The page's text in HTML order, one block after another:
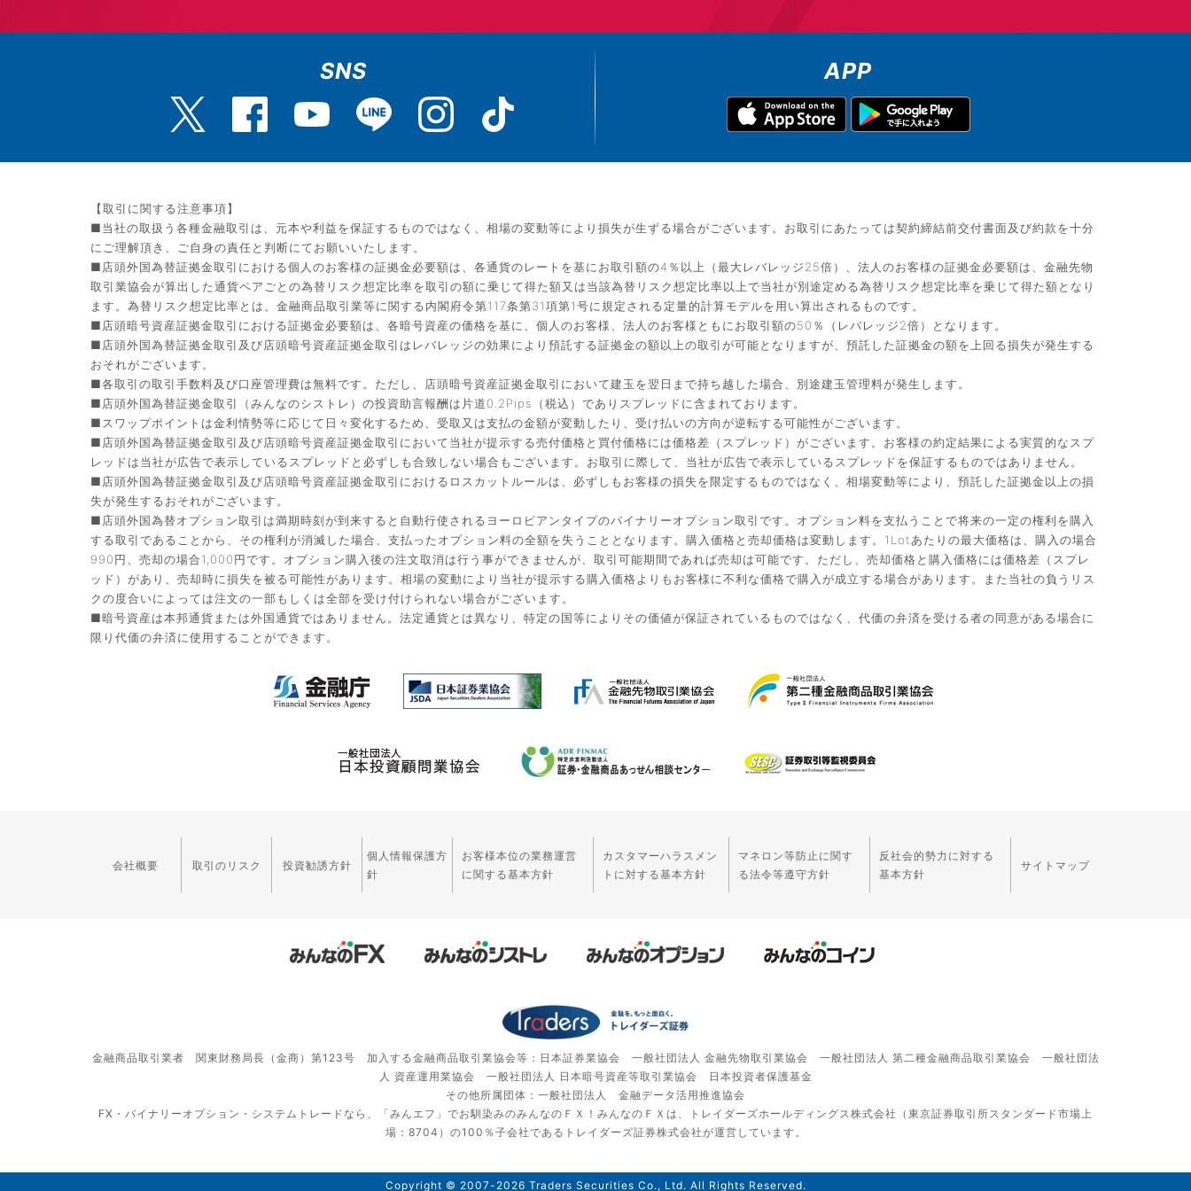
SNS APP
【取引に関する注意事項】
■当社の取扱う各種金融取引は、元本や利益を保証するものではなく、相場の変動等により損失が生ずる場合がございます。お取引にあたっては契約締結前交付書面及び約款を十分
にご理解頂き、ご自身の責任と判断にてお願いいたします。
■店頭外国為替証拠金取引における個人のお客様の証拠金必要額は、各通貨のレートを基にお取引額の4％以上（最大レバレッジ25倍）、法人のお客様の証拠金必要額は、金融先物
取引業協会が算出した通貨ペアごとの為替リスク想定比率を取引の額に乗じて得た額又は当該為替リスク想定比率以上で当社が別途定める為替リスク想定比率を乗じて得た額となり
ます。為替リスク想定比率とは、金融商品取引業等に関する内閣府令第117条第31項第1号に規定される定量的計算モデルを用い算出されるものです。
■店頭暗号資産証拠金取引における証拠金必要額は、各暗号資産の価格を基に、個人のお客様、法人のお客様ともにお取引額の50％（レバレッジ2倍）となります。
■店頭外国為替証拠金取引及び店頭暗号資産証拠金取引はレバレッジの効果により預託する証拠金の額以上の取引が可能となりますが、預託した証拠金の額を上回る損失が発生する
おそれがございます。
■各取引の取引手数料及び口座管理費は無料です。ただし、店頭暗号資産証拠金取引において建玉を翌日まで持ち越した場合、別途建玉管理料が発生します。
■店頭外国為替証拠金取引（みんなのシストレ）の投資助言報酬は片道0.2Pips（税込）でありスプレッドに含まれております。
■スワップポイントは金利情勢等に応じて日々変化するため、受取又は支払の金額が変動したり、受け払いの方向が逆転する可能性がございます。
■店頭外国為替証拠金取引及び店頭暗号資産証拠金取引において当社が提示する売付価格と買付価格には価格差（スプレッド）がございます。お客様の約定結果による実質的なスプ
レッドは当社が広告で表示しているスプレッドと必ずしも合致しない場合もございます。お取引に際して、当社が広告で表示しているスプレッドを保証するものではありません。
■店頭外国為替証拠金取引及び店頭暗号資産証拠金取引におけるロスカットルールは、必ずしもお客様の損失を限定するものではなく、相場変動等により、預託した証拠金以上の損
失が発生するおそれがございます。
■店頭外国為替オプション取引は満期時刻が到来すると自動行使されるヨーロピアンタイプのバイナリーオプション取引です。オプション料を支払うことで将来の一定の権利を購入
する取引であることから、その権利が消滅した場合、支払ったオプション料の全額を失うこととなります。購入価格と売却価格は変動します。1Lotあたりの最大価格は、購入の場合
990円、売却の場合1,000円です。オプション購入後の注文取消は行う事ができませんが、取引可能期間であれば売却は可能です。ただし、売却価格と購入価格には価格差（スプレ
ッド）があり、売却時に損失を被る可能性があります。相場の変動により当社が提示する購入価格よりもお客様に不利な価格で購入が成立する場合があります。また当社の負うリス
クの度合いによっては注文の一部もしくは全部を受け付けられない場合がございます。
■暗号資産は本邦通貨または外国通貨ではありません。法定通貨とは異なり、特定の国等によりその価値が保証されているものではなく、代価の弁済を受ける者の同意がある場合に
限り代価の弁済に使用することができます。
会社概要 取引のリスク 投資勧誘方針
個人情報保護方
針
お客様本位の業務運営
に関する基本方針
カスタマーハラスメン
トに対する基本方針
マネロン等防止に関す
る法令等遵守方針
反社会的勢力に対する
基本方針
サイトマップ
金融商品取引業者 関東財務局長（金商）第123号 加入する金融商品取引業協会等：日本証券業協会 一般社団法人 金融先物取引業協会 一般社団法人 第二種金融商品取引業協会 一般社団法
人 資産運用業協会 一般社団法人 日本暗号資産等取引業協会 日本投資者保護基金
その他所属団体：一般社団法人 金融データ活用推進協会
FX・バイナリーオプション・システムトレードなら、「みんエフ」でお馴染みのみんなのＦＸ！みんなのＦＸは、トレイダーズホールディングス株式会社（東京証券取引所スタンダード市場上
場：8704）の100％子会社であるトレイダーズ証券株式会社が運営しています。
Copyright © 2007-2026 Traders Securities Co., Ltd. All Rights Reserved.